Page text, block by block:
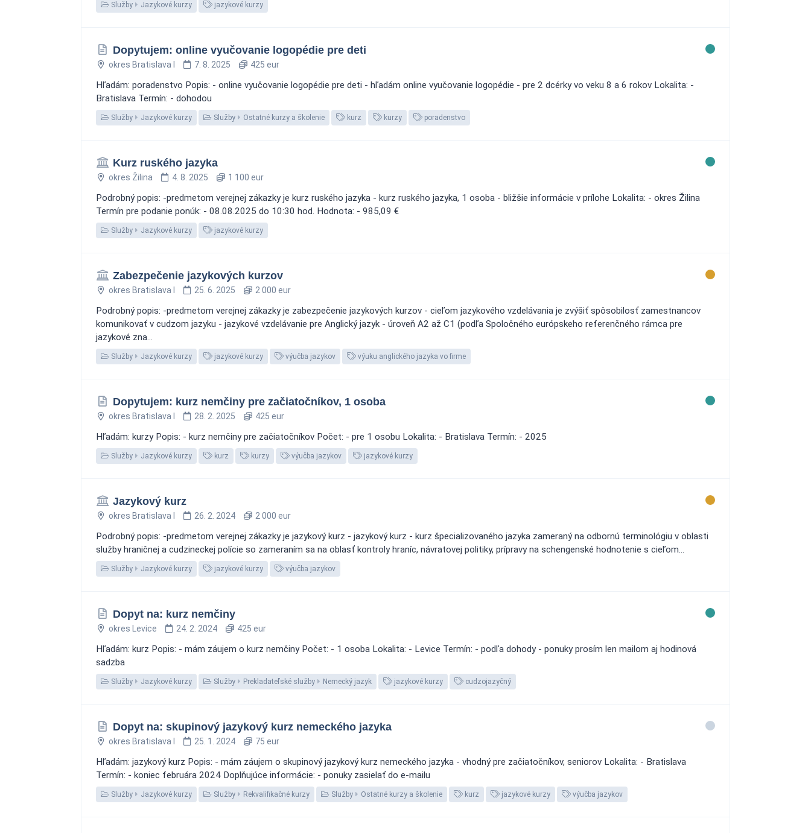
Služby Jazykové kurzy jazykové kurzy
Dopytujem: online vyučovanie logopédie pre deti
okres Bratislava I 7. 8. 2025 425 eur
Hľadám: poradenstvo Popis: - online vyučovanie logopédie pre deti - hľadám online vyučovanie logopédie - pre 2 dcérky vo veku 8 a 6 rokov Lokalita: -
Bratislava Termín: - dohodou
Služby Jazykové kurzy Služby Ostatné kurzy a školenie kurz kurzy poradenstvo
Kurz ruského jazyka
okres Žilina 4. 8. 2025 1 100 eur
Podrobný popis: -predmetom verejnej zákazky je kurz ruského jazyka - kurz ruského jazyka, 1 osoba - bližšie informácie v prílohe Lokalita: - okres Žilina
Termín pre podanie ponúk: - 08.08.2025 do 10:30 hod. Hodnota: - 985,09 €
Služby Jazykové kurzy jazykové kurzy
Zabezpečenie jazykových kurzov
okres Bratislava I 25. 6. 2025 2 000 eur
Podrobný popis: -predmetom verejnej zákazky je zabezpečenie jazykových kurzov - cieľom jazykového vzdelávania je zvýšiť spôsobilosť zamestnancov
komunikovať v cudzom jazyku - jazykové vzdelávanie pre Anglický jazyk - úroveň A2 až C1 (podľa Spoločného európskeho referenčného rámca pre
jazykové zna...
Služby Jazykové kurzy jazykové kurzy výučba jazykov výuku anglického jazyka vo firme
Dopytujem: kurz nemčiny pre začiatočníkov, 1 osoba
okres Bratislava I 28. 2. 2025 425 eur
Hľadám: kurzy Popis: - kurz nemčiny pre začiatočníkov Počet: - pre 1 osobu Lokalita: - Bratislava Termín: - 2025
Služby Jazykové kurzy kurz kurzy výučba jazykov jazykové kurzy
Jazykový kurz
okres Bratislava I 26. 2. 2024 2 000 eur
Podrobný popis: -predmetom verejnej zákazky je jazykový kurz - jazykový kurz - kurz špecializovaného jazyka zameraný na odbornú terminológiu v oblasti
služby hraničnej a cudzineckej polície so zameraním sa na oblasť kontroly hraníc, návratovej politiky, prípravy na schengenské hodnotenie s cieľom...
Služby Jazykové kurzy jazykové kurzy výučba jazykov
Dopyt na: kurz nemčiny
okres Levice 24. 2. 2024 425 eur
Hľadám: kurz Popis: - mám záujem o kurz nemčiny Počet: - 1 osoba Lokalita: - Levice Termín: - podľa dohody - ponuky prosím len mailom aj hodinová
sadzba
Služby Jazykové kurzy Služby Prekladateľské služby Nemecký jazyk jazykové kurzy cudzojazyčný
Dopyt na: skupinový jazykový kurz nemeckého jazyka
okres Bratislava I 25. 1. 2024 75 eur
Hľadám: jazykový kurz Popis: - mám záujem o skupinový jazykový kurz nemeckého jazyka - vhodný pre začiatočníkov, seniorov Lokalita: - Bratislava
Termín: - koniec februára 2024 Doplňujúce informácie: - ponuky zasielať do e-mailu
Služby Jazykové kurzy Služby Rekvalifikačné kurzy Služby Ostatné kurzy a školenie kurz jazykové kurzy výučba jazykov